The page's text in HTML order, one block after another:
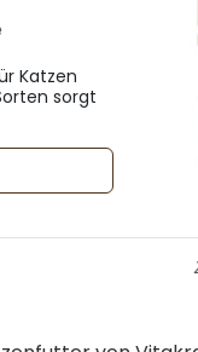
Katzen
sorgt